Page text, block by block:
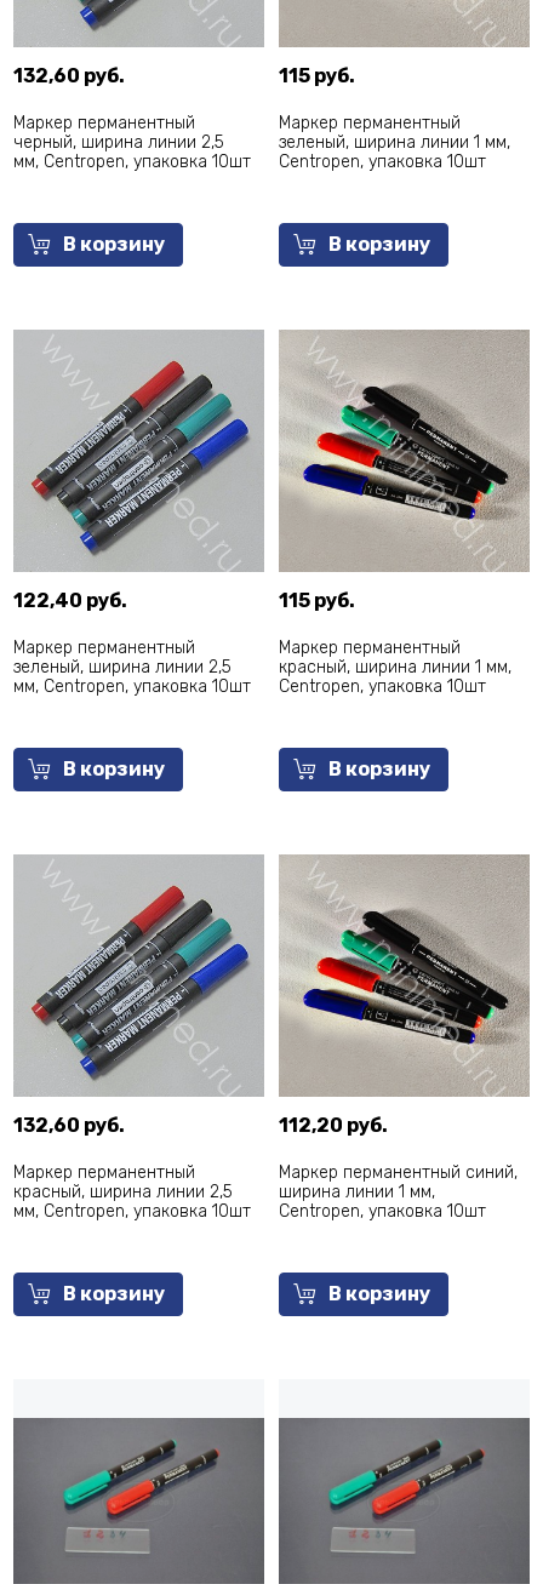
132,60 руб.
Маркер перманентный
черный, ширина линии 2,5
мм, Centropen, упаковка 10шт
В корзину
115 руб.
Маркер перманентный
зеленый, ширина линии 1 мм,
Centropen, упаковка 10шт
В корзину
122,40 руб.
Маркер перманентный
зеленый, ширина линии 2,5
мм, Centropen, упаковка 10шт
В корзину
115 руб.
Маркер перманентный
красный, ширина линии 1 мм,
Centropen, упаковка 10шт
В корзину
132,60 руб.
Маркер перманентный
красный, ширина линии 2,5
мм, Centropen, упаковка 10шт
В корзину
112,20 руб.
Маркер перманентный синий,
ширина линии 1 мм,
Centropen, упаковка 10шт
В корзину